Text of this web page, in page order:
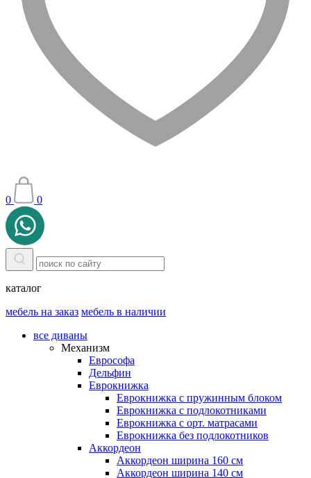
0 0
каталог
мебель на заказ мебель в наличии
все диваны
Механизм
Еврософа
Дельфин
Еврокнижка
Еврокнижка с пружинным блоком
Еврокнижка с подлокотниками
Еврокнижка с орт. матрасами
Еврокнижка без подлокотников
Аккордеон
Аккордеон ширина 160 см
Аккордеон ширина 140 см